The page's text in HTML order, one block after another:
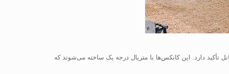
تأکید دارد. این کانکس‌ها با متریال درجه یک ساخته می‌شوند که